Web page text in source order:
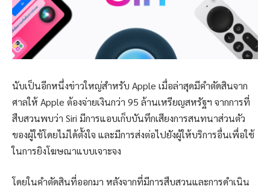
นับเป็นอีกหนึ่งข่าวใหญ่สำหรับ Apple เมื่อล่าสุดมีคำตัดสินจาก
ศาลให้ Apple ต้องจ่ายเงินกว่า 95 ล้านเหรียญสหรัฐฯ จากการที่
สืบสวนพบว่า Siri มีการแอบเก็บบันทึกเสียงการสนทนาส่วนตัว
ของผู้ใช้โดยไม่ได้ตั้งใจ และมีการส่งต่อไปยังผู้ให้บริการอื่นเพื่อใช้
ในการยิงโฆษณาแบบเจาะจง
โดยในคำตัดสินที่ออกมา หลังจากที่มีการสืบสวนและการดำเนิน